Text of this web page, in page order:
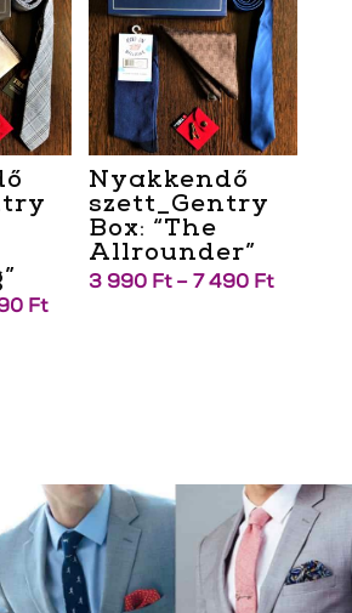
Ft
Nyakkendő
szett_Gentry
Box: “The
Allrounder”
3 990 Ft– 7 490 Ft